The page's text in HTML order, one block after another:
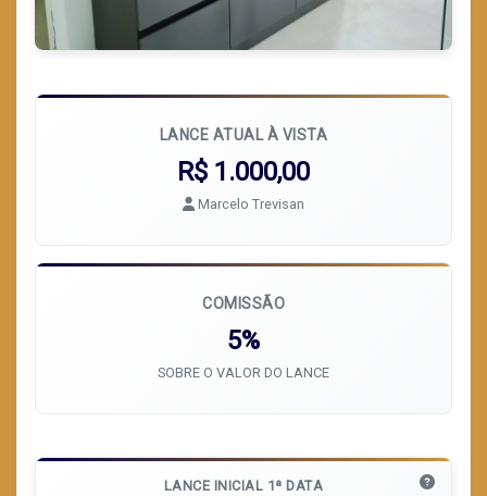
LANCE ATUAL À VISTA
R$ 1.000,00
Marcelo Trevisan
COMISSÃO
5%
SOBRE O VALOR DO LANCE
LANCE INICIAL 1ª DATA